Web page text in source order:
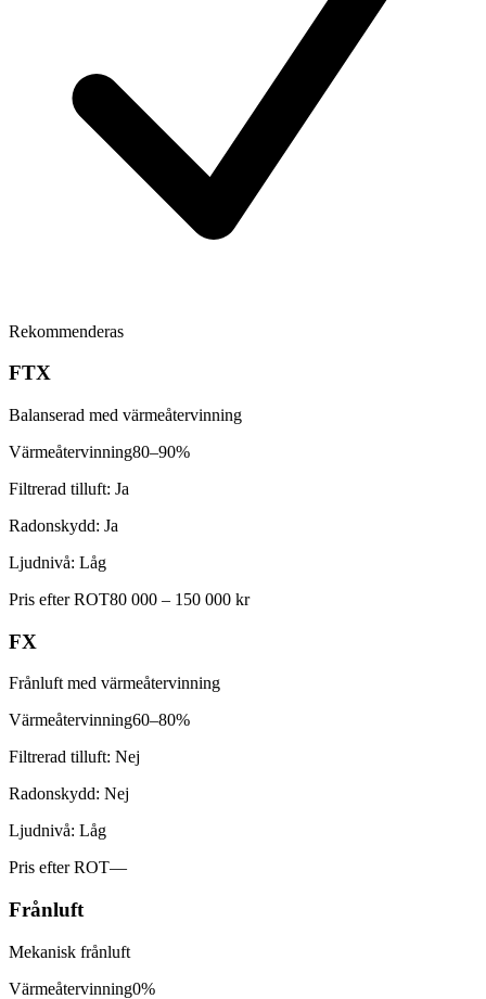
Rekommenderas
FTX
Balanserad med värmeåtervinning
Värmeåtervinning80–90%
Filtrerad tilluft: Ja
Radonskydd: Ja
Ljudnivå: Låg
Pris efter ROT80 000 – 150 000 kr
FX
Frånluft med värmeåtervinning
Värmeåtervinning60–80%
Filtrerad tilluft: Nej
Radonskydd: Nej
Ljudnivå: Låg
Pris efter ROT—
Frånluft
Mekanisk frånluft
Värmeåtervinning0%